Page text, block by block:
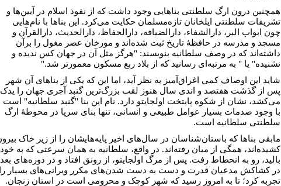
همچنین درون ارگ سلطنتی بناهایی وجود داشت که از نفوذ اسلام در آیین‌ها و
تشریفات سلطنتی ایلخانان تازه‌مسلمان حکایت می‌کرد. این بناها با نام‌هایی
چون ابواب البر، دارالشفاء، دارالضیافه، دارالحفاظ، دارالحدیث، دارالقرآن و
مسجد و مدرسه در حافظۀ تاریخ ثبت شده‌اند و مورخان عصر مغول را برآن
داشته‌اند که در وصف سلطانیه بنویسند: "هرگز مثل آن در جهان کس ندیده و
نشنیده" یا " به مرتبه‌ای رسانید که از بلاد ربع مسکون معمورتر شد."
شاید این اوصاف کمی اغراق‌آمیز به نظر آید، اما این که یکی از بناهای آن شهر
پس از گذشت هفتصد و اندی سال هنوز لقب بزرگ‌ترین گنبد آجری جهان را یدک
می‌کشد، نشان از شکوه پایتخت اولجایتو دارد. نام این بنا "گنبد سلطانیه" است
با وجود صدمات بسیار عوامل طبیعی و انسانی، تنها بنای سرپا در محوطۀ ارگ
سلطنتی سلطانیه است.
مابقی بناها که باستان‌شناسان در سال‌های اخیر پایه‌هایشان را از زیر خاک
کشیده‌اند، همگی از میان رفته‌اند. در واقع، سلطانیه به همان سرعتی که به خود
بالید، رو به انحطاط رفت. پس از مرگ اولجایتو، از رونق افتاد و در دوره‌های بعد
در کشاکش مدعیان قدرت و دست به دست شدن‌های مکرر ویرانی‌های بسیار
تجربه کرد؛ تا به امروز رسید که شهر کوچک و محرومی است در استان زنجان.